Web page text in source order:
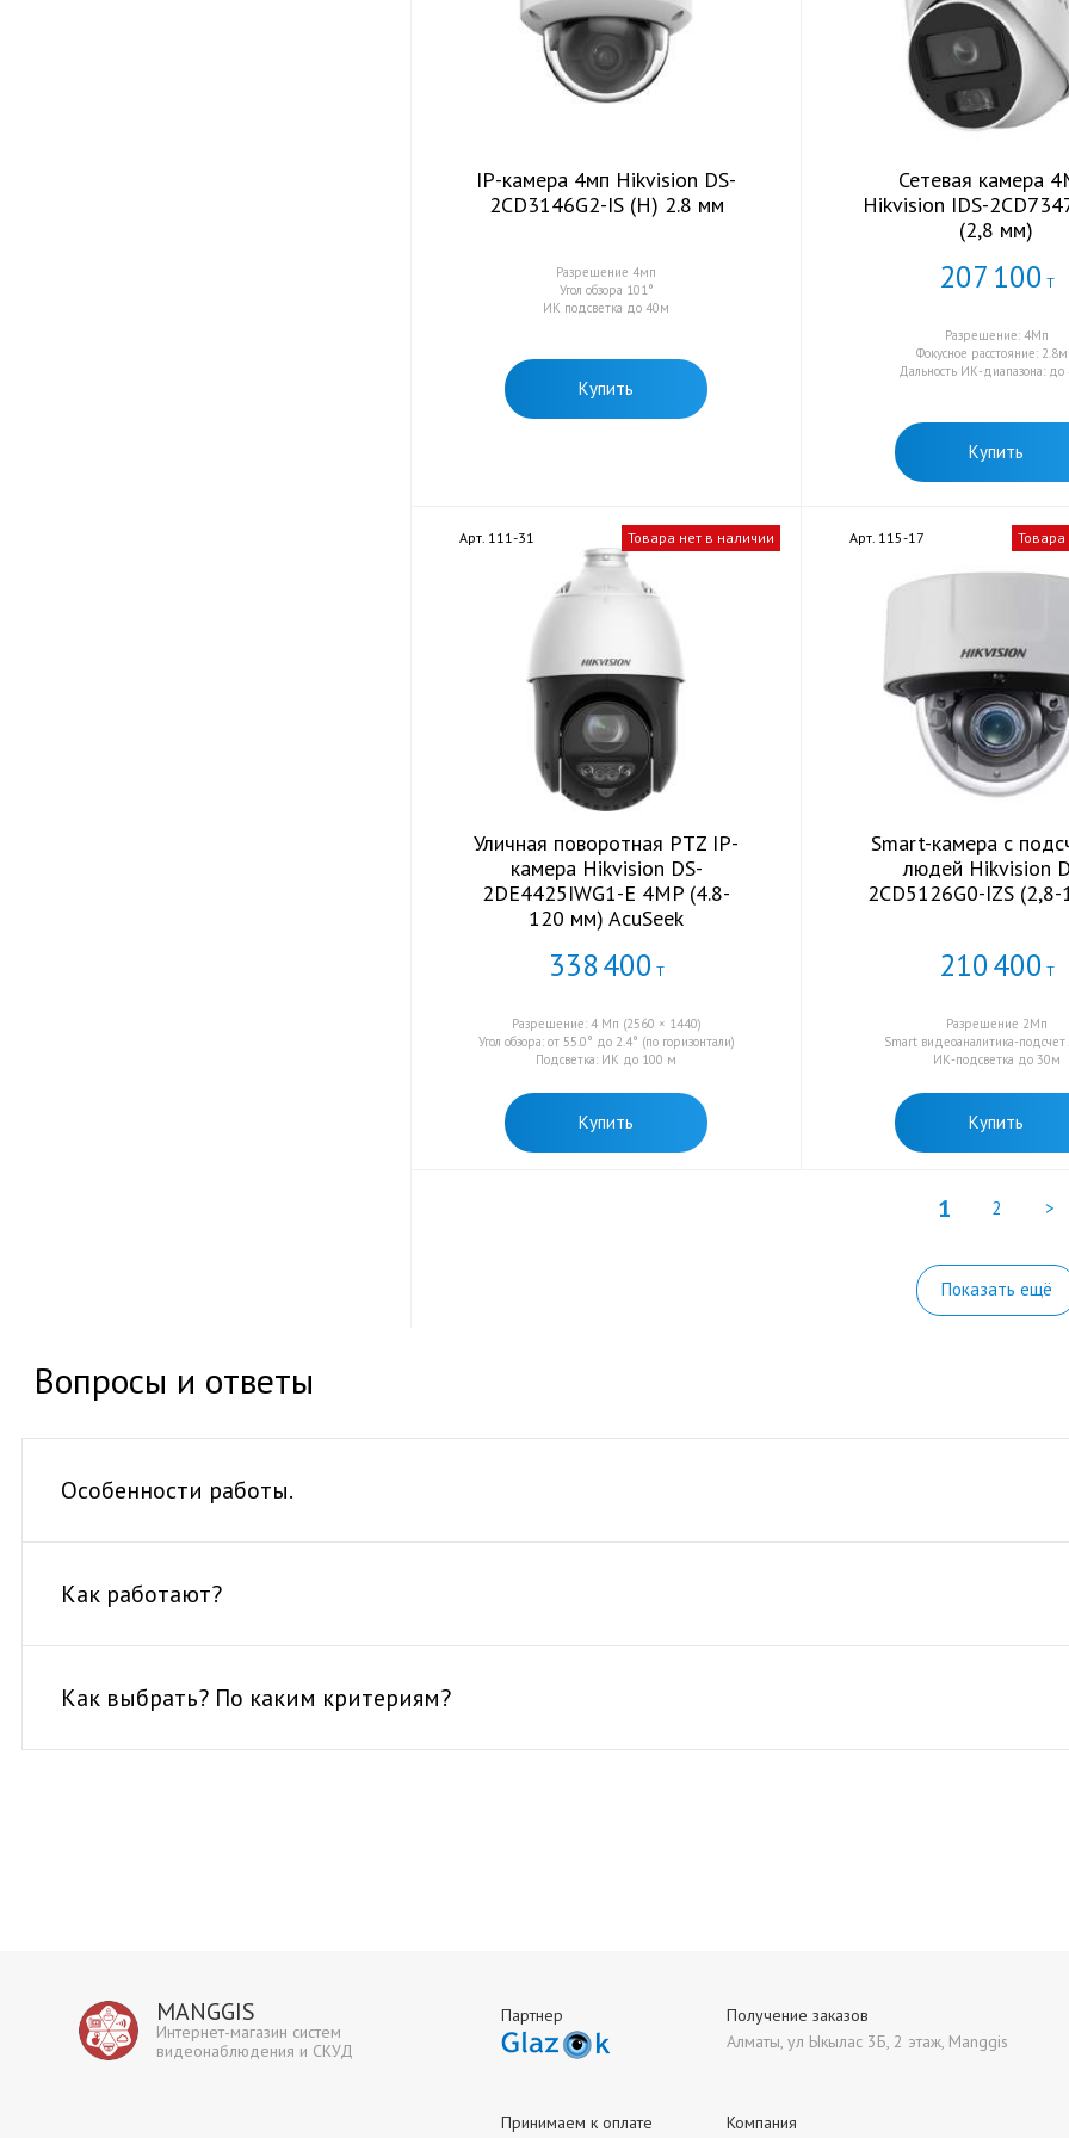
IP-камера 4мп Hikvision DS-
2CD3146G2-IS (H) 2.8 мм
Разрешение 4мп
Угол обзора 101°
ИК подсветка до 40м
Купить
Сетевая камера
Hikvision IDS-
(2,8 мм)
207 100 Т
Разрешение: 4Мп
Фокусное расстояние:
Дальность ИК-диапазона:
Купить
Арт. 111-31 Товара нет в наличии
Уличная поворотная PTZ IP-
камера Hikvision DS-
2DE4425IWG1-E 4MP (4.8-
120 мм) AcuSeek
338400 Т
Разрешение: 4 Мп (2560 × 1440)
Угол обзора: от 55.0° до 2.4° (по горизонтали)
Подсветка: ИК до 100 м
Купить
Арт. 115-17
Smart-камера с
людей Hikvision
2CD5126G0-IZS
210400 Т
Разрешение 2Мп
Smart видеоаналитика-
ИК-подсветка до 30м
Купить
1 2 >
Показать ещё
Вопросы и ответы
Особенности работы.
Как работают?
Как выбрать? По каким критериям?
MANGGIS
Интернет-магазин систем
видеонаблюдения и СКУД
Партнер
Принимаем к оплате
Получение заказов
Алматы, ул Ыкылас 3Б, 2 этаж, Manggis
Компания